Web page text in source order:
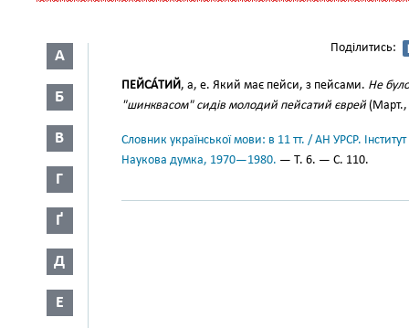
А
Б
В
Г
Ґ
Д
Е
Поділитись:
ПЕЙСА́ТИЙ, а, е. Який має пейси, з пейсами. Не
"шинквасом" сидів молодий пейсатий єврей (Март.,
Словник української мови: в 11 тт. / АН УРСР.
Наукова думка, 1970—1980. — Т. 6. — С. 110.